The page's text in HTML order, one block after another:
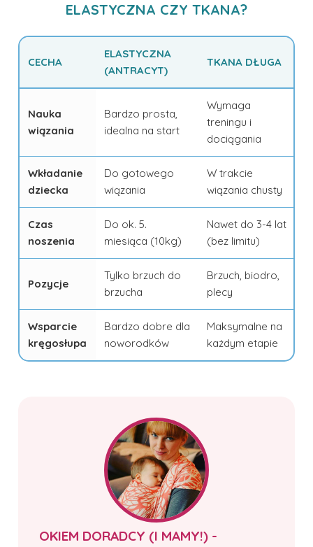
ELASTYCZNA CZY TKANA?
CECHA
ELASTYCZNA
(ANTRACYT)
TKANA DŁUGA
Nauka
wiązania
Bardzo prosta,
idealna na start
Wymaga
treningu i
dociągania
Wkładanie
dziecka
Do gotowego
wiązania
W trakcie
wiązania chusty
Czas
noszenia
Do ok. 5.
miesiąca (10kg)
Nawet do 3-4 lat
(bez limitu)
Pozycje
Tylko brzuch do
brzucha
Brzuch, biodro,
plecy
Wsparcie
kręgosłupa
Bardzo dobre dla
noworodków
Maksymalne na
każdym etapie
OKIEM DORADCY (I MAMY!) -